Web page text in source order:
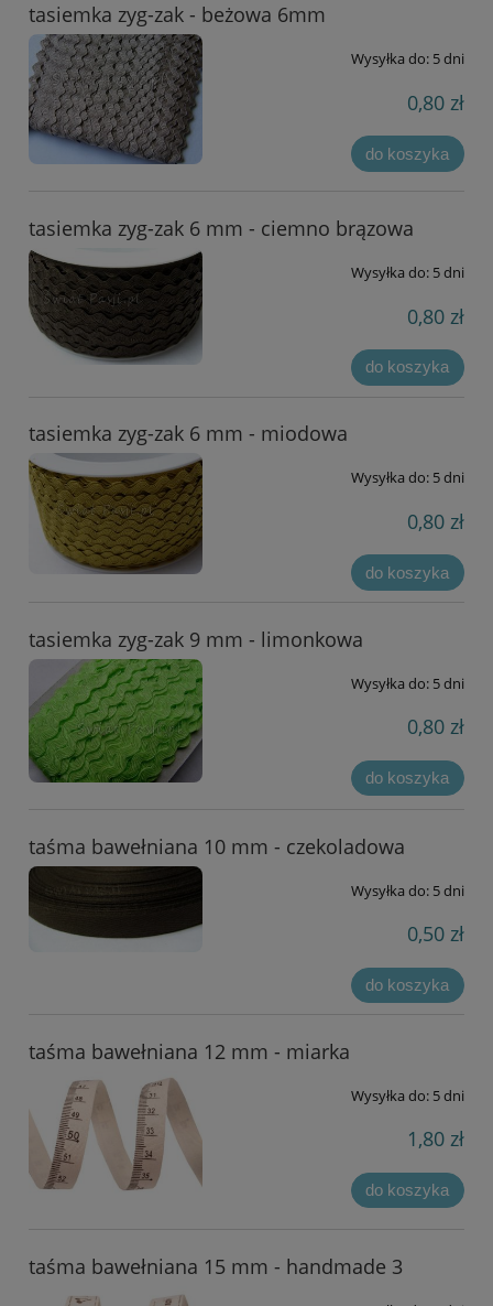
tasiemka zyg-zak - beżowa 6mm
Wysyłka do: 5 dni
0,80 zł
do koszyka
tasiemka zyg-zak 6 mm - ciemno brązowa
Wysyłka do: 5 dni
0,80 zł
do koszyka
tasiemka zyg-zak 6 mm - miodowa
Wysyłka do: 5 dni
0,80 zł
do koszyka
tasiemka zyg-zak 9 mm - limonkowa
Wysyłka do: 5 dni
0,80 zł
do koszyka
taśma bawełniana 10 mm - czekoladowa
Wysyłka do: 5 dni
0,50 zł
do koszyka
taśma bawełniana 12 mm - miarka
Wysyłka do: 5 dni
1,80 zł
do koszyka
taśma bawełniana 15 mm - handmade 3